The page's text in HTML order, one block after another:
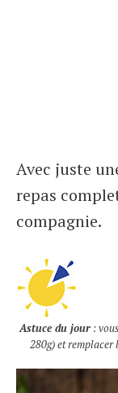
Avec juste
repas
compagnie.
Astuce du jour:
280g) et remplacer